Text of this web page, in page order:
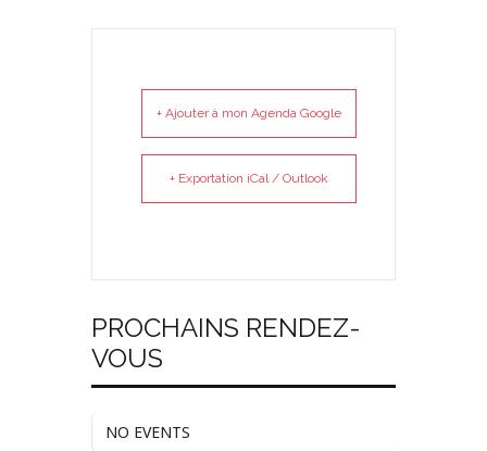
+ Ajouter à mon Agenda Google
+ Exportation iCal / Outlook
PROCHAINS RENDEZ-
VOUS
NO EVENTS